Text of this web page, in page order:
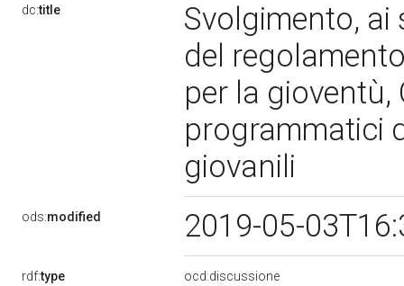
dc:title
Svolgimento, ai
del
per la
programmatici
giovanili
ods:modified 2019-05-
rdf:type
ocd:discussione